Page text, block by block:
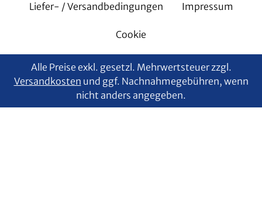
Liefer- / Versandbedingungen Impressum
Cookie
Alle Preise exkl. gesetzl. Mehrwertsteuer zzgl.
Versandkosten und ggf. Nachnahmegebühren, wenn
nicht anders angegeben.